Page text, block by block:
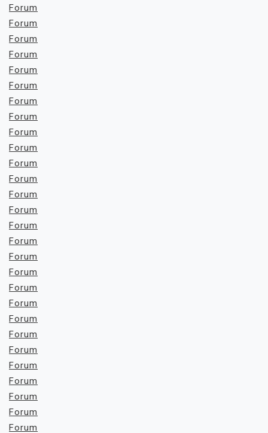
Forum
Forum
Forum
Forum
Forum
Forum
Forum
Forum
Forum
Forum
Forum
Forum
Forum
Forum
Forum
Forum
Forum
Forum
Forum
Forum
Forum
Forum
Forum
Forum
Forum
Forum
Forum
Forum